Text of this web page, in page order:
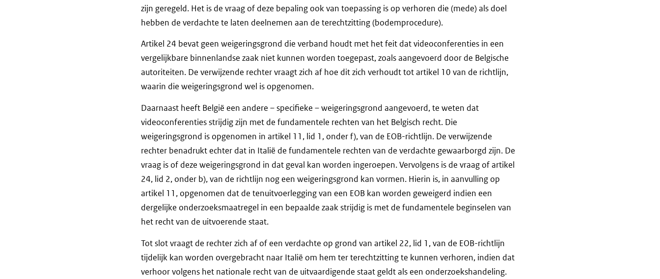
zijn geregeld. Het is de vraag of deze bepaling ook van toepassing is op verhoren die (mede) als doel
hebben de verdachte te laten deelnemen aan de terechtzitting (bodemprocedure).
Artikel 24 bevat geen weigeringsgrond die verband houdt met het feit dat videoconferenties in een
vergelijkbare binnenlandse zaak niet kunnen worden toegepast, zoals aangevoerd door de Belgische
autoriteiten. De verwijzende rechter vraagt zich af hoe dit zich verhoudt tot artikel 10 van de richtlijn,
waarin die weigeringsgrond wel is opgenomen.
Daarnaast heeft België een andere – specifieke – weigeringsgrond aangevoerd, te weten dat
videoconferenties strijdig zijn met de fundamentele rechten van het Belgisch recht. Die
weigeringsgrond is opgenomen in artikel 11, lid 1, onder f), van de EOB-richtlijn. De verwijzende
rechter benadrukt echter dat in Italië de fundamentele rechten van de verdachte gewaarborgd zijn. De
vraag is of deze weigeringsgrond in dat geval kan worden ingeroepen. Vervolgens is de vraag of artikel
24, lid 2, onder b), van de richtlijn nog een weigeringsgrond kan vormen. Hierin is, in aanvulling op
artikel 11, opgenomen dat de tenuitvoerlegging van een EOB kan worden geweigerd indien een
dergelijke onderzoeksmaatregel in een bepaalde zaak strijdig is met de fundamentele beginselen van
het recht van de uitvoerende staat.
Tot slot vraagt de rechter zich af of een verdachte op grond van artikel 22, lid 1, van de EOB-richtlijn
tijdelijk kan worden overgebracht naar Italië om hem ter terechtzitting te kunnen verhoren, indien dat
verhoor volgens het nationale recht van de uitvaardigende staat geldt als een onderzoekshandeling.